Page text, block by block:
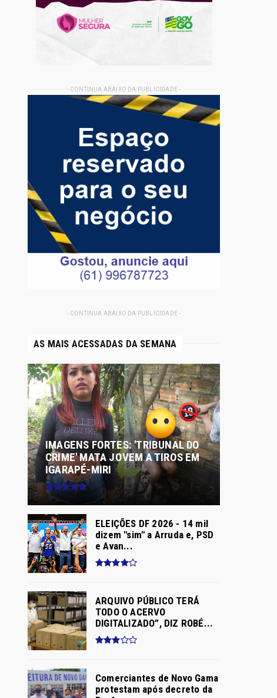
- CONTINUA ABAIXO DA PUBLICIDADE -
- CONTINUA ABAIXO DA PUBLICIDADE -
AS MAIS ACESSADAS DA SEMANA
IMAGENS FORTES: 'TRIBUNAL DO
CRIME' MATA JOVEM A TIROS EM
IGARAPÉ-MIRI
ELEIÇÕES DF 2026 - 14 mil
dizem "sim" a Arruda e, PSD
e Avan...
ARQUIVO PÚBLICO TERÁ
TODO O ACERVO
DIGITALIZADO”, DIZ ROBÉ...
Comerciantes de Novo Gama
protestam após decreto da